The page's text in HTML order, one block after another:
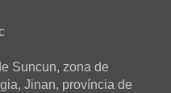
Suncun, zona de
Jinan, província de